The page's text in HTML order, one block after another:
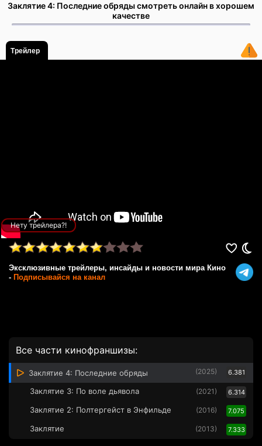
Заклятие 4: Последние обряды смотреть онлайн в хорошем
качестве
Трейлер
Нету трейлера?!
Эксклюзивные трейлеры, инсайды и новости мира Кино
- Подписывайся на канал
Все части кинофраншизы:
Заклятие 4: Последние обряды (2025) 6.381
Заклятие 3: По воле дьявола (2021) 6.314
Заклятие 2: Полтергейст в Энфильде (2016) 7.075
Заклятие (2013) 7.333